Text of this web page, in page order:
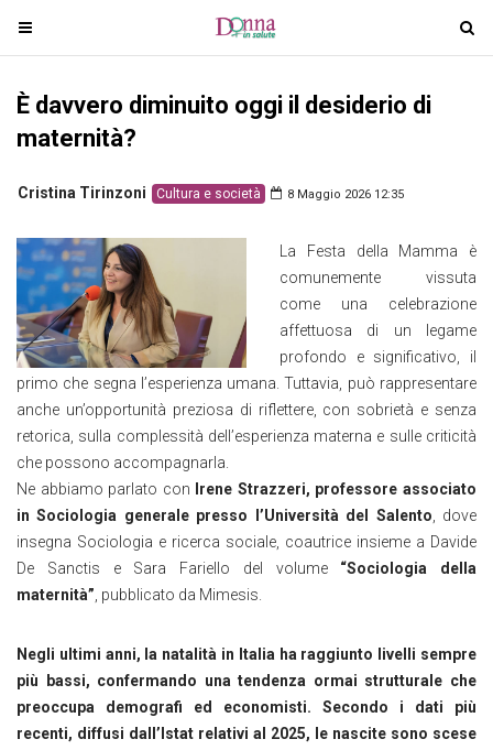
T
o
g
l
n
v
i
a
t
i
o
T
o
È davvero diminuito oggi il desiderio di
maternità?
Cristina Tirinzoni Cultura e società 8 Maggio 2026 12:35
La Festa della Mamma è
comunemente vissuta
come una celebrazione
affettuosa di un legame
profondo e significativo, il
primo che segna l’esperienza umana. Tuttavia, può rappresentare
anche un’opportunità preziosa di riflettere, con sobrietà e senza
retorica, sulla complessità dell’esperienza materna e sulle criticità
che possono accompagnarla.
Ne abbiamo parlato con
Irene Strazzeri, professore associato
in Sociologia generale presso l’Università del Salento , dove
insegna Sociologia e ricerca sociale, coautrice insieme a Davide
De Sanctis e Sara Fariello del volume“Sociologia della
maternità” , pubblicato da Mimesis.
Negli ultimi anni, la natalità in Italia ha raggiunto livelli sempre
più bassi, confermando una tendenza ormai strutturale che
preoccupa demografi ed economisti. Secondo i dati più
recenti, diffusi dall’Istat relativi al 2025, le nascite sono scese